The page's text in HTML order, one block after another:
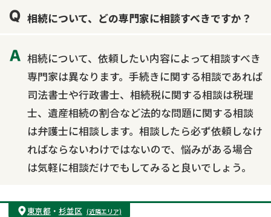
相続手続き
銀行手続き
家族信託
相続人調査
相続財産調査
不動産評価(相続不動産)
相続トラブル
相続について、どの専門家に相談すべきですか？
相続について、依頼したい内容によって相談すべき
専門家は異なります。手続きに関する相談であれば
司法書士や行政書士、相続税に関する相談は税理
士、遺産相続の割合など法的な問題に関する相談
は弁護士に相談します。相談したら必ず依頼しなけ
ればならないわけではないので、悩みがある場合
は気軽に相談だけでもしてみると良いでしょう。
東京都 ・ 杉並区 (近隣エリア)